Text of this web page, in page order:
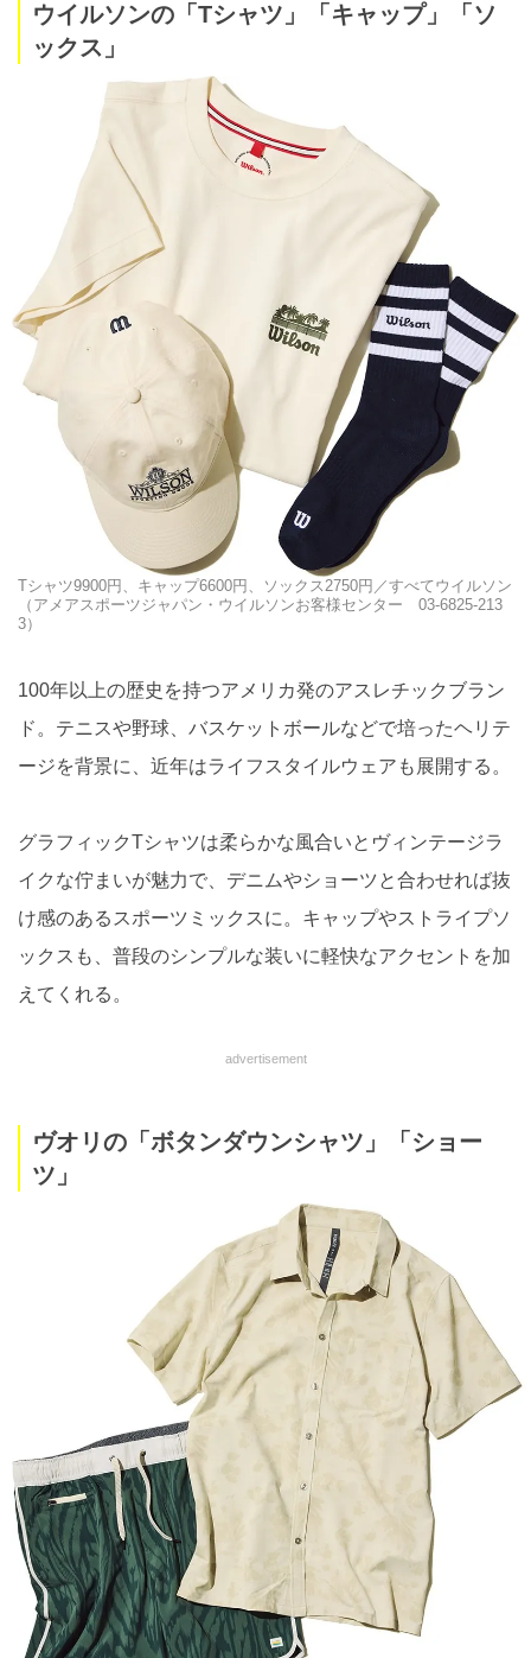
ウイルソンの「Tシャツ」「キャップ」「ソ
ックス」
Tシャツ9900円、キャップ6600円、ソックス2750円／すべてウイルソン
（アメアスポーツジャパン・ウイルソンお客様センター 03-6825-213
3）
100年以上の歴史を持つアメリカ発のアスレチックブラン
ド。テニスや野球、バスケットボールなどで培ったヘリテ
ージを背景に、近年はライフスタイルウェアも展開する。
グラフィックTシャツは柔らかな風合いとヴィンテージラ
イクな佇まいが魅力で、デニムやショーツと合わせれば抜
け感のあるスポーツミックスに。キャップやストライプソ
ックスも、普段のシンプルな装いに軽快なアクセントを加
えてくれる。
advertisement
ヴオリの「ボタンダウンシャツ」「ショー
ツ」